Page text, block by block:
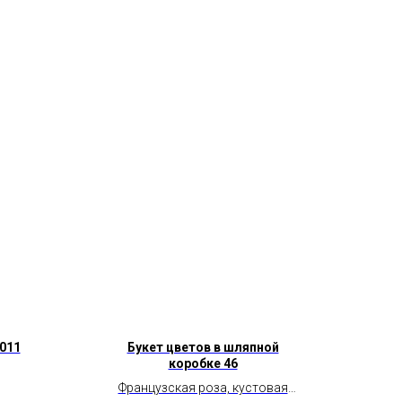
Букет цветов в шляпной
коробке 46
Французская роза, кустовая